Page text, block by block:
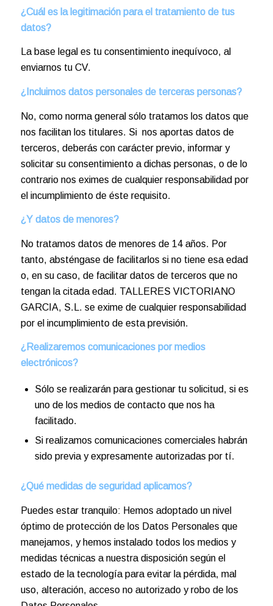
¿Cuál es la legitimación para el tratamiento de tus
datos?
La base legal es tu consentimiento inequívoco, al
enviarnos tu CV.
¿Incluimos datos personales de terceras personas?
No, como norma general sólo tratamos los datos que
nos facilitan los titulares. Si nos aportas datos de
terceros, deberás con carácter previo, informar y
solicitar su consentimiento a dichas personas, o de lo
contrario nos eximes de cualquier responsabilidad por
el incumplimiento de éste requisito.
¿Y datos de menores?
No tratamos datos de menores de 14 años. Por
tanto, absténgase de facilitarlos si no tiene esa edad
o, en su caso, de facilitar datos de terceros que no
tengan la citada edad. TALLERES VICTORIANO
GARCIA, S.L. se exime de cualquier responsabilidad
por el incumplimiento de esta previsión.
¿Realizaremos comunicaciones por medios
electrónicos?
Sólo se realizarán para gestionar tu solicitud, si es
uno de los medios de contacto que nos ha
facilitado.
Si realizamos comunicaciones comerciales habrán
sido previa y expresamente autorizadas por tí.
¿Qué medidas de seguridad aplicamos?
Puedes estar tranquilo: Hemos adoptado un nivel
óptimo de protección de los Datos Personales que
manejamos, y hemos instalado todos los medios y
medidas técnicas a nuestra disposición según el
estado de la tecnología para evitar la pérdida, mal
uso, alteración, acceso no autorizado y robo de los